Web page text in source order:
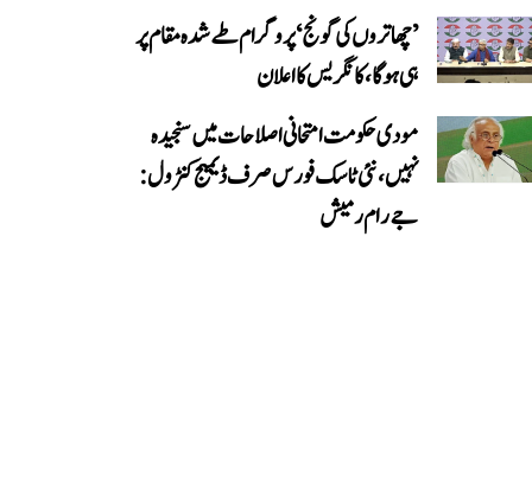
’چھاتروں کی گونج‘ پروگرام طے شدہ مقام پر
ہی ہوگا، کانگریس کا اعلان
مودی حکومت امتحانی اصلاحات میں سنجیدہ
نہیں، نئی ٹاسک فورس صرف ڈیمیج کنٹرول:
جے رام رمیش